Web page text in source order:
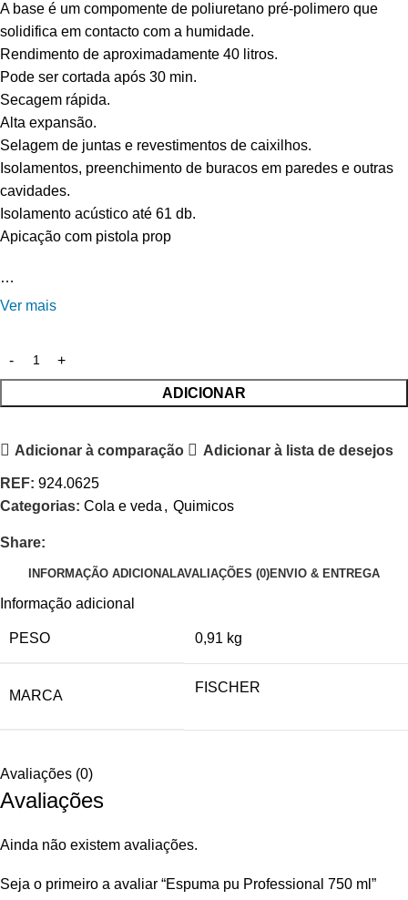
A base é um compomente de poliuretano pré-polimero que
solidifica em contacto com a humidade.
Rendimento de aproximadamente 40 litros.
Pode ser cortada após 30 min.
Secagem rápida.
Alta expansão.
Selagem de juntas e revestimentos de caixilhos.
Isolamentos, preenchimento de buracos em paredes e outras
cavidades.
Isolamento acústico até 61 db.
Apicação com pistola prop
…
Ver mais
ADICIONAR
Adicionar à comparação Adicionar à lista de desejos
REF: 924.0625
Categorias: Cola e veda , Quimicos
Share:
INFORMAÇÃO ADICIONALAVALIAÇÕES (0)ENVIO & ENTREGA
Informação adicional
PESO 0,91 kg
MARCA
FISCHER
Avaliações (0)
Avaliações
Ainda não existem avaliações.
Seja o primeiro a avaliar “Espuma pu Professional 750 ml”